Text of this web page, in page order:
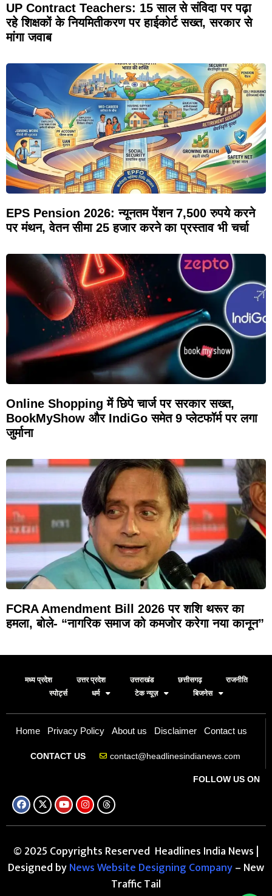
UP Contract Teachers: 15 साल से संविदा पर पढ़ा
रहे शिक्षकों के नियमितीकरण पर हाईकोर्ट सख्त, सरकार से
मांगा जवाब
EPS Pension 2026: न्यूनतम पेंशन 7,500 रुपये करने
पर मंथन, वेतन सीमा 25 हजार करने का प्रस्ताव भी चर्चा
Online Shopping में छिपे चार्ज पर सरकार सख्त,
BookMyShow और IndiGo समेत 9 प्लेटफॉर्म पर लगा
जुर्माना
FCRA Amendment Bill 2026 पर शशि थरूर का
हमला, बोले- “नागरिक समाज को कमजोर करेगा नया कानून”
मध्य प्रदेश उत्तर प्रदेश उत्तराखंड छत्तीसगढ़
राजनीति
स्पोर्ट्स
धर्म टेक न्यूज़ बिजनेस
Home Privacy Policy About us Disclaimer Contact us
CONTACT US contact@headlinesindianews.com
FOLLOW US ON
© 2025 Copyrights Reserved Headlines India News |
Designed byNews Website Designing Company– New
Traffic Tail